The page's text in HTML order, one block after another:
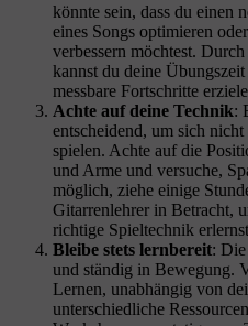
könnte sein, dass du einen
eines Songs optimieren
verbessern möchtest.
kannst du deine
messbare Fortschritte
Achte auf deine Technik:
entscheidend, um sich
spielen. Achte auf die
und Arme und versuche,
möglich, ziehe einige
Gitarrenlehrer in Betracht,
richtige Spieltechnik
Bleibe stets lernbereit:
und ständig in Bewegung.
Lernen, unabhängig von
unterschiedliche